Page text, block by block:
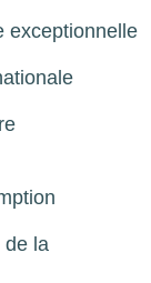
exceptionnelle
de la